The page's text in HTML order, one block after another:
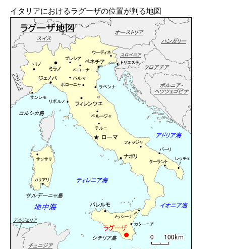
イタリアにおけるラグーザの位置が判る地図